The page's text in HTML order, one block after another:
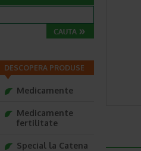
DESCOPERA PRODUSE
Medicamente
Medicamente
fertilitate
Special la Catena